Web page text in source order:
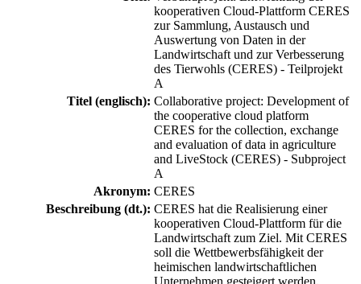
kooperativen Cloud-Plattform CERES
zur Sammlung, Austausch und
Auswertung von Daten in der
Landwirtschaft und zur Verbesserung
des Tierwohls (CERES) - Teilprojekt
A
Titel (englisch): Collaborative project: Development of
the cooperative cloud platform
CERES for the collection, exchange
and evaluation of data in agriculture
and LiveStock (CERES) - Subproject
A
Akronym: CERES
Beschreibung (dt.): CERES hat die Realisierung einer
kooperativen Cloud-Plattform für die
Landwirtschaft zum Ziel. Mit CERES
soll die Wettbewerbsfähigkeit der
heimischen landwirtschaftlichen